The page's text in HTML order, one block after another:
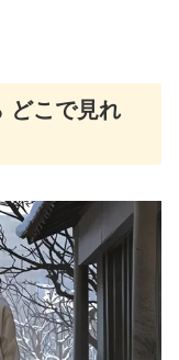
どこで見れ